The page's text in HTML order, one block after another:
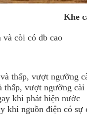
Khe
và còi có db cao
thấp, vượt ngưỡng
thấp, vượt ngưỡng cài
khi phát hiện nước
khi nguồn điện có sự